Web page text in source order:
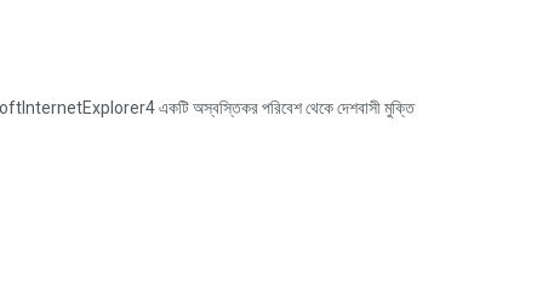
একটি অস্বস্তিকর পরিবেশ থেকে দেশবাসী মুক্তি